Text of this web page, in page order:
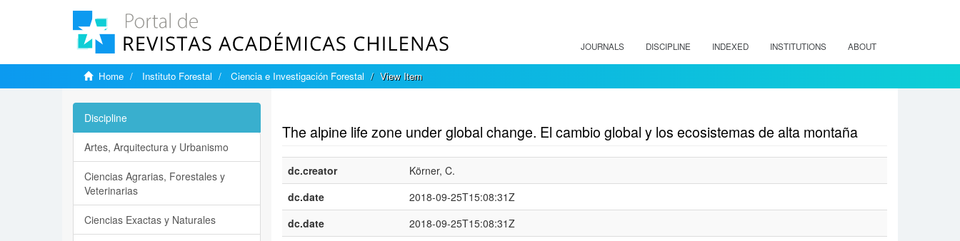
JOURNALS DISCIPLINE INDEXED INSTITUTIONS ABOUT
Home Instituto Forestal Ciencia e Investigación Forestal View Item
The alpine life zone under global change. El cambio global y los ecosistemas de alta montaña
dc.creator
Körner, C.
dc.date
2018-09-25T15:08:31Z
dc.date
2018-09-25T15:08:31Z
Discipline
Artes, Arquitectura y Urbanismo
Ciencias Agrarias, Forestales y
Veterinarias
Ciencias Exactas y Naturales